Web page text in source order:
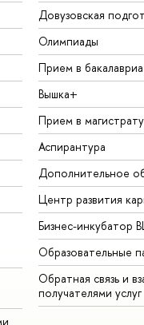
Довузовская
Олимпиады
Прием в
Вышка+
Прием в
Аспирантура
Дополнительное
Центр развития
Бизнес-инкубатор
Образовательные
Обратная связь и
получателями услуг